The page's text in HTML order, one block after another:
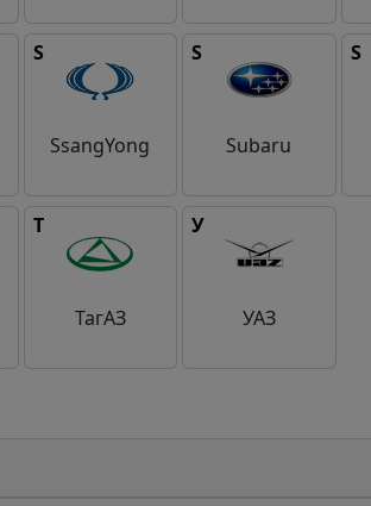
S
SsangYong
S
Subaru
S
Т
ТагАЗ
У
УАЗ